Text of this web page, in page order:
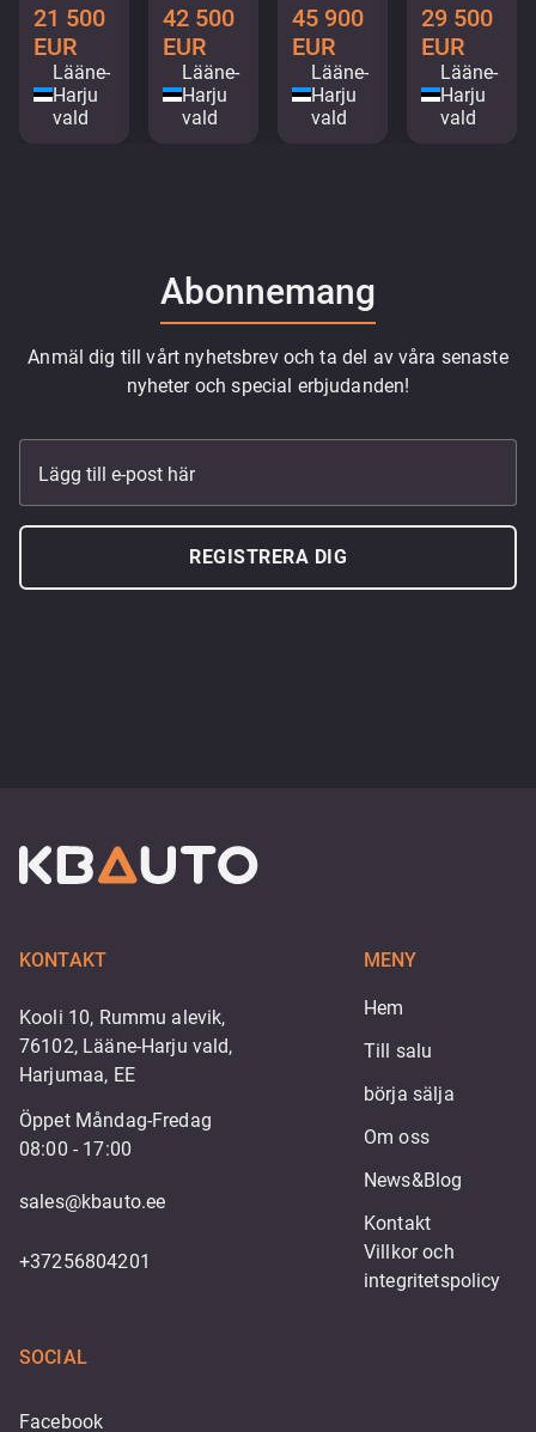
21 500
EUR
Lääne-
Harju
vald
42 500
EUR
Lääne-
Harju
vald
45 900
EUR
Lääne-
Harju
vald
29 500
EUR
Lääne-
Harju
vald
Abonnemang
Anmäl dig till vårt nyhetsbrev och ta del av våra senaste
nyheter och special erbjudanden!
Lägg till e-post här
REGISTRERA DIG
KONTAKT
Kooli 10, Rummu alevik,
76102, Lääne-Harju vald,
Harjumaa, EE
Öppet Måndag-Fredag
08:00 - 17:00
sales@kbauto.ee
+37256804201
MENY
Hem
Till salu
börja sälja
Om oss
News&Blog
Kontakt
Villkor och
integritetspolicy
SOCIAL
Facebook